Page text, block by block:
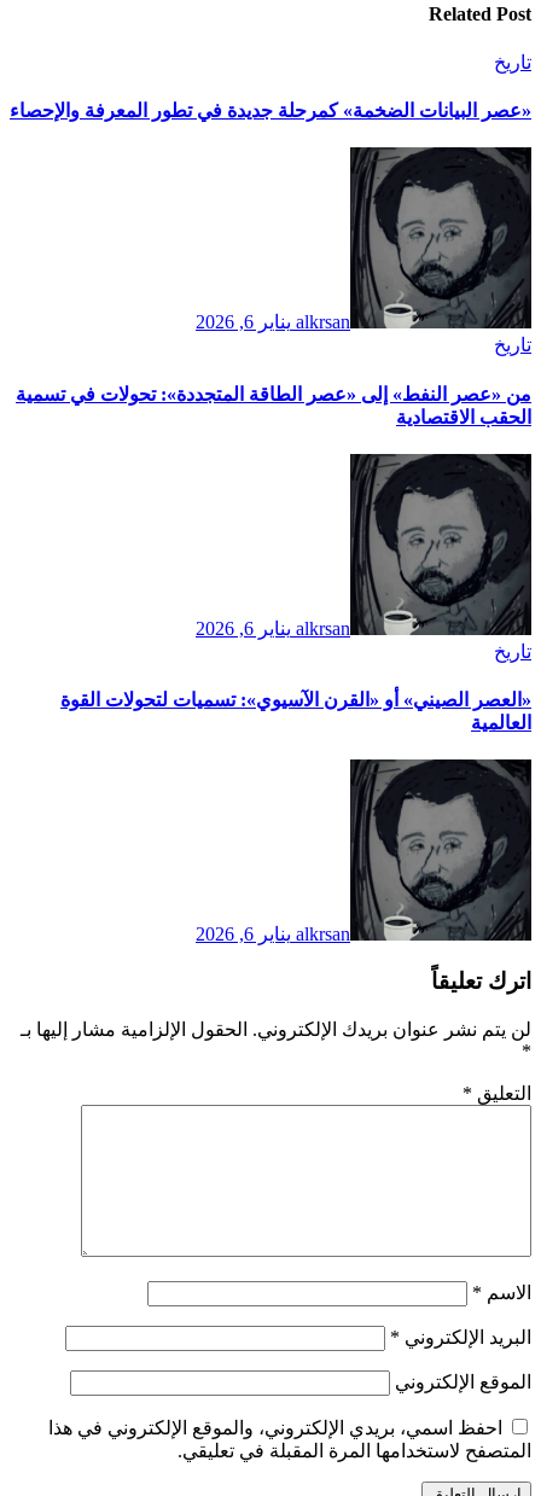
Related Post
تاريخ
​«عصر البيانات الضخمة» كمرحلة جديدة في تطور المعرفة والإحصاء
alkrsan يناير 6, 2026
تاريخ
​من «عصر النفط» إلى «عصر الطاقة المتجددة»: تحولات في تسمية
الحقب الاقتصادية
alkrsan يناير 6, 2026
تاريخ
​«العصر الصيني» أو «القرن الآسيوي»: تسميات لتحولات القوة
العالمية
alkrsan يناير 6, 2026
اترك تعليقاً
لن يتم نشر عنوان بريدك الإلكتروني. الحقول الإلزامية مشار إليها بـ
*
التعليق *
الاسم *
البريد الإلكتروني *
الموقع الإلكتروني
احفظ اسمي، بريدي الإلكتروني، والموقع الإلكتروني في هذا
المتصفح لاستخدامها المرة المقبلة في تعليقي.